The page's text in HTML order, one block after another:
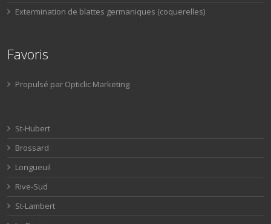
Extermination de blattes germaniques (coquerelles)
Favoris
Propulsé par Opticlic Marketing
St-Hubert
Brossard
Longueuil
Rive-Sud
St-Lambert